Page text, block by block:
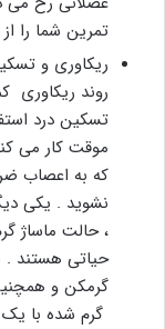
تمرین شما را از
ریکاوری و
روند ریکاوری
تسکین درد
که به اعصاب
نشوید . یکی
، حالت ماساژ
گرمکن و
گرم شده با